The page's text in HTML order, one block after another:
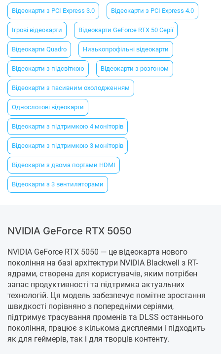
Відеокарти з PCI Express 3.0 Відеокарти з PCI Express 4.0
Ігрові відеокарти Відеокарти GeForce RTX 50 Серії
Відеокарти Quadro Низькопрофільні відеокарти
Відеокарти з підсвіткою Відеокарти з розгоном
Відеокарти з пасивним охолодженням
Однослотові відеокарти
Відеокарти з підтримкою 4 моніторів
Відеокарти з підтримкою 3 моніторів
Відеокарти з двома портами HDMI
Відеокарти з 3 вентиляторами
NVIDIA GeForce RTX 5050
NVIDIA GeForce RTX 5050 — це відеокарта нового
покоління на базі архітектури NVIDIA Blackwell з RT-
ядрами, створена для користувачів, яким потрібен
запас продуктивності та підтримка актуальних
технологій. Ця модель забезпечує помітне зростання
швидкості порівняно з попередніми серіями,
підтримує трасування променів та DLSS останнього
покоління, працює з кількома дисплеями і підходить
як для геймерів, так і для творців контенту.